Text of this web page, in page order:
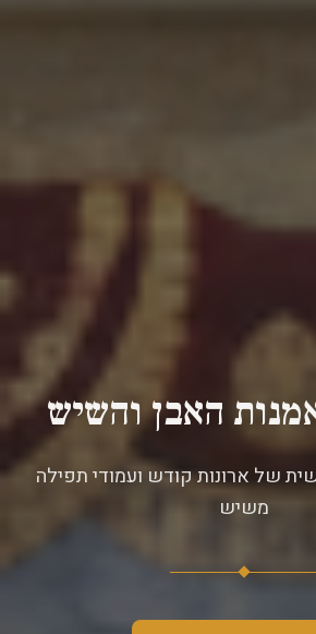
האבן והשיש
של ארונות קודש ועמודי תפילה
משיש